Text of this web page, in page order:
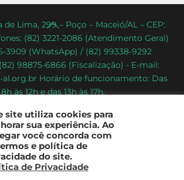
Back
To
Top
de Lima, 299 – Poço – Maceió/AL – CEP:
(82) 3221-2086 (Atendimento Geral)
3909 (WhatsApp) / (82) 99338-9292
98875-6866 (Fiscalização) - E-mail:
Horário de funcionamento: Das
8h às 12h e das 13h às 17h.
Estado de Alagoas
- © Todos os direitos reservados
site utiliza cookies para
sua experiência. Ao
você concorda com
e política de
do site.
de Privacidade